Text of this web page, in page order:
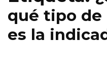
qué tipo de
es la